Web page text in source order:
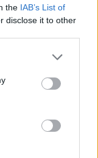
the IAB’s List of
disclose it to other